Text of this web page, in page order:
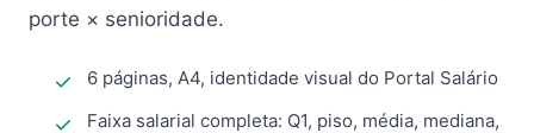
porte × senioridade.
6 páginas, A4, identidade visual do Portal Salário
Faixa salarial completa: Q1, piso, média, mediana,